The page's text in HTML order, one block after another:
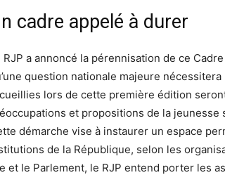
cadre appelé à durer
RJP a annoncé la pérennisation de ce
question nationale majeure
lors de cette première édition
et propositions de la
démarche vise à instaurer un espace
de la République, selon les
et le Parlement, le RJP entend porter les